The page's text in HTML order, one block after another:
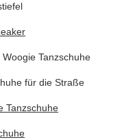
Woogie Tanzschuhe
für die Straße
Tanzschuhe